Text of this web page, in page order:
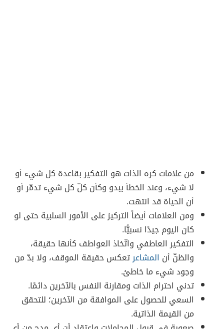
من علامات كره الذات هو التفكير بقاعدة كل شيء أو
لا شيء، وعند الخطأ يبدو وكأن كلّ كل شيء تدمّر أو
أن الحياة قد انتهت.
ومن العلامات أيضاً التركيز على الأمور السلبية حتى لو
كان اليوم جيدًا نسبيًّا.
التفكير العاطفي واتّخاذ العواطف كأنها حقيقة،
والظنّ أن المشاعرتعكس حقيقة الموقف، ولا بدّ من
وجود شيء ما خاطئ.
تدني احترام الذات ومقارنة النفس بالآخرين دائمًا.
السعي للحصول على الموافقة من الآخرين؛ للتحقق
من القيمة الذاتية.